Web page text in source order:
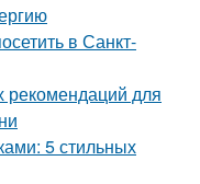
в Санкт-
для
5 стильных